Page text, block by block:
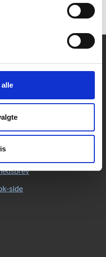
126830 5
side